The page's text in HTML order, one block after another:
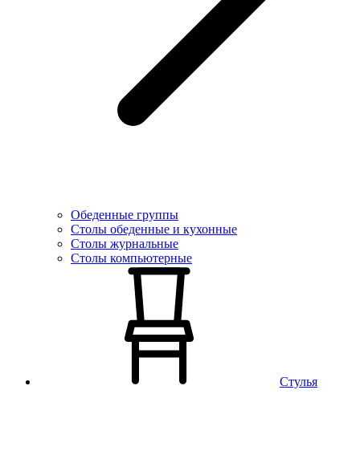
Обеденные группы
Столы обеденные и кухонные
Столы журнальные
Столы компьютерные
Стулья